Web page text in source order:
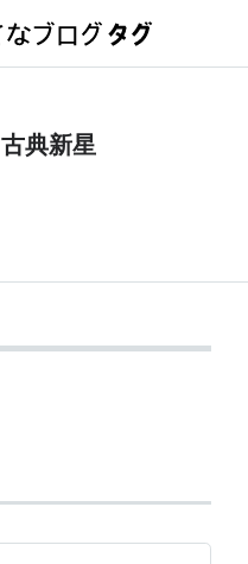
古典新星